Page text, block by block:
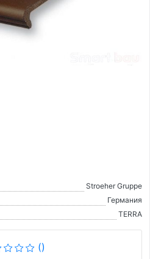
Stroeher Gruppe
Германия
TERRA
()